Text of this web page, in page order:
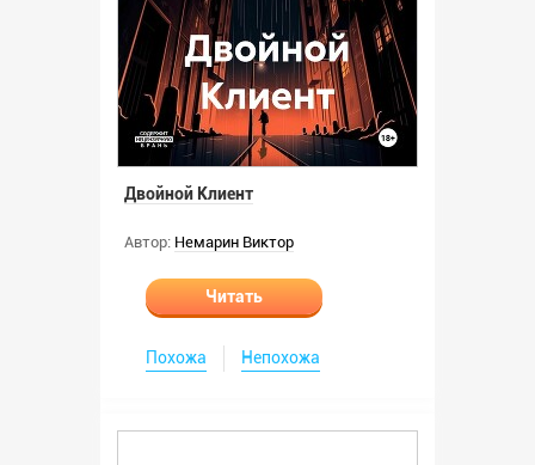
Двойной Клиент
Автор: Немарин Виктор
Читать
Похожа Непохожа